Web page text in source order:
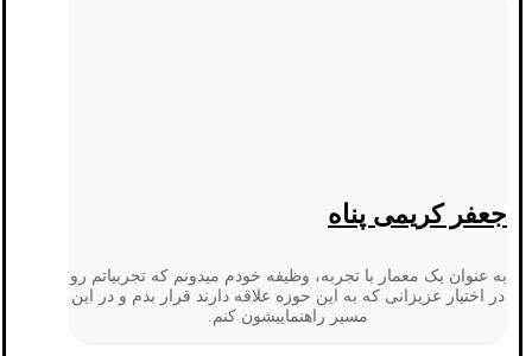
جعفر کریمی پناه
به عنوان یک معمار با تجربه، وظیفه خودم میدونم که تجربیاتم رو
در اختیار عزیزانی که به این حوزه علاقه دارند قرار بدم و در این
مسیر راهنماییشون کنم.